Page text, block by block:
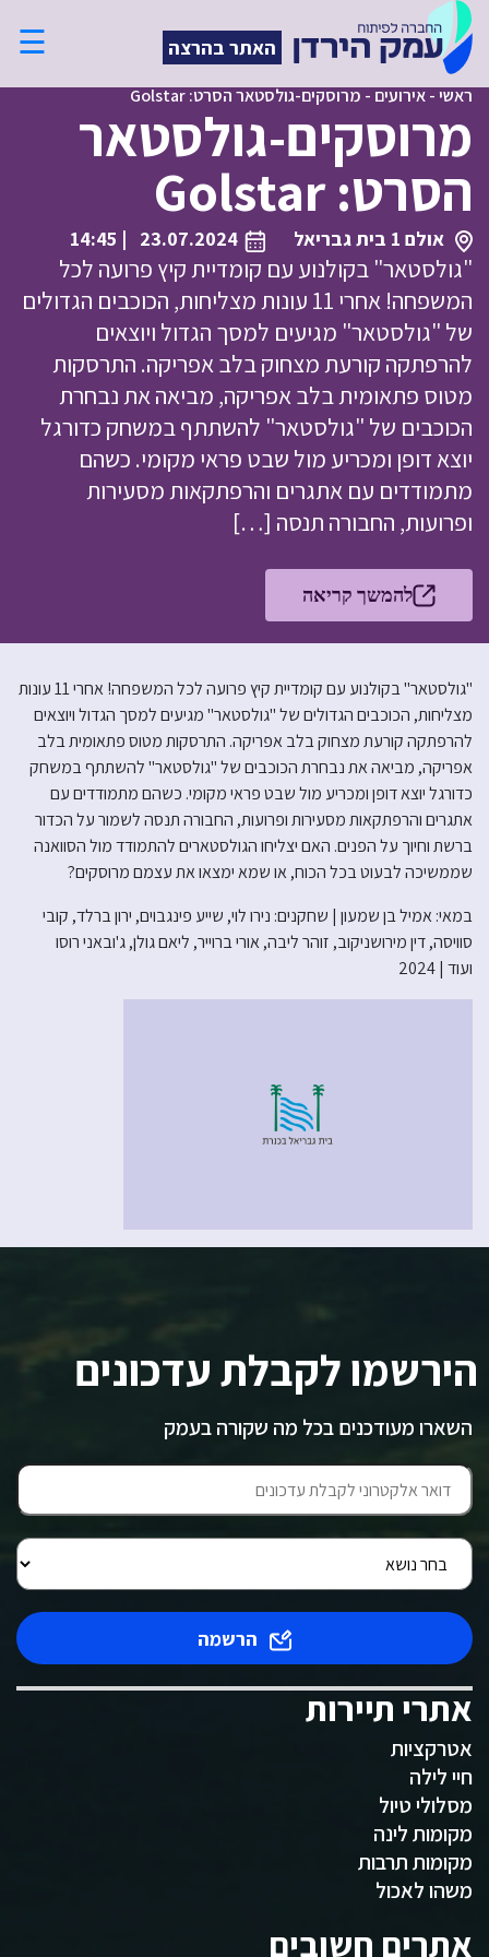
האתר בהרצה ☰
ראשי-אירועים - מרוסקים-גולסטאר הסרט: Golstar
מרוסקים-גולסטאר
הסרט: Golstar
אולם 1 בית גבריאל 23.07.2024
| 14:45
"גולסטאר" בקולנוע עם קומדיית קיץ פרועה לכל
המשפחה! אחרי 11 עונות מצליחות, הכוכבים הגדולים
של "גולסטאר" מגיעים למסך הגדול ויוצאים
להרפתקה קורעת מצחוק בלב אפריקה. התרסקות
מטוס פתאומית בלב אפריקה, מביאה את נבחרת
הכוכבים של "גולסטאר" להשתתף במשחק כדורגל
יוצא דופן ומכריע מול שבט פראי מקומי. כשהם
מתמודדים עם אתגרים והרפתקאות מסעירות
ופרועות, החבורה תנסה […]
להמשך קריאה
"גולסטאר" בקולנוע עם קומדיית קיץ פרועה לכל המשפחה! אחרי 11 עונות
מצליחות, הכוכבים הגדולים של "גולסטאר" מגיעים למסך הגדול ויוצאים
להרפתקה קורעת מצחוק בלב אפריקה. התרסקות מטוס פתאומית בלב
אפריקה, מביאה את נבחרת הכוכבים של "גולסטאר" להשתתף במשחק
כדורגל יוצא דופן ומכריע מול שבט פראי מקומי. כשהם מתמודדים עם
אתגרים והרפתקאות מסעירות ופרועות, החבורה תנסה לשמור על הכדור
ברשת וחיוך על הפנים. האם יצליחו הגולסטארים להתמודד מול הסוואנה
שממשיכה לבעוט בכל הכוח, או שמא ימצאו את עצמם מרוסקים?
במאי: אמיל בן שמעון | שחקנים: נירו לוי, שייע פינגבוים, ירון ברלד, קובי
סוויסה, דין מירושניקוב, זוהר ליבה, אורי ברוייר, ליאם גולן, ג'ובאני רוסו
ועוד | 2024
הירשמו לקבלת עדכונים
השארו מעודכנים בכל מה שקורה בעמק
הרשמה
אתרי תיירות
אטרקציות
חיי לילה
מסלולי טיול
מקומות לינה
מקומות תרבות
משהו לאכול
אתרים חשובים